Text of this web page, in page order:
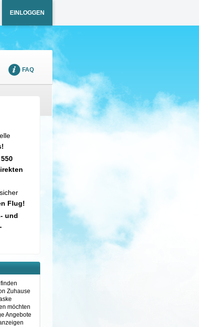
EINLOGGEN
FAQ
550
Flug!
und
Zuhause
möchten
Angebote